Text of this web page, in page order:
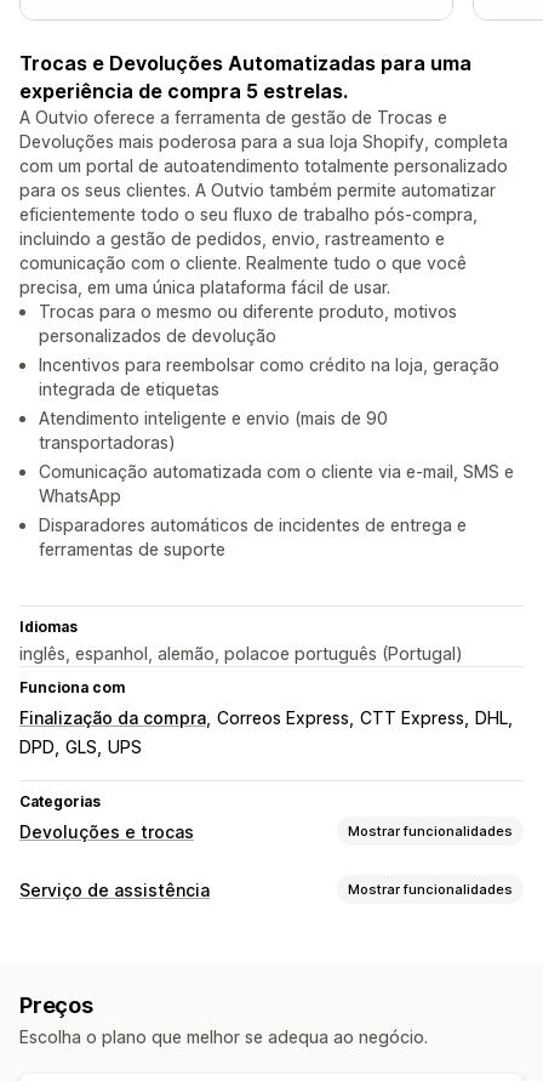
Trocas e Devoluções Automatizadas para uma
experiência de compra 5 estrelas.
A Outvio oferece a ferramenta de gestão de Trocas e
Devoluções mais poderosa para a sua loja Shopify, completa
com um portal de autoatendimento totalmente personalizado
para os seus clientes. A Outvio também permite automatizar
eficientemente todo o seu fluxo de trabalho pós-compra,
incluindo a gestão de pedidos, envio, rastreamento e
comunicação com o cliente. Realmente tudo o que você
precisa, em uma única plataforma fácil de usar.
Trocas para o mesmo ou diferente produto, motivos
personalizados de devolução
Incentivos para reembolsar como crédito na loja, geração
integrada de etiquetas
Atendimento inteligente e envio (mais de 90
transportadoras)
Comunicação automatizada com o cliente via e-mail, SMS e
WhatsApp
Disparadores automáticos de incidentes de entrega e
ferramentas de suporte
Idiomas
inglês, espanhol, alemão, polacoe português (Portugal)
Funciona com
Finalização da compra Correos Express CTT Express
DHL
DPD GLS UPS
Categorias
Devoluções e trocas Mostrar funcionalidades
Opções de devolução
Códigos de desconto
Serviço de assistência Mostrar funcionalidades
Redes sociais
Formulário de contacto FAQ
Preços
Escolha o plano que melhor se adequa ao negócio.